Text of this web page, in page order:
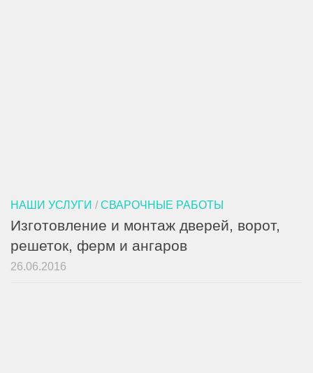
НАШИ УСЛУГИ / СВАРОЧНЫЕ РАБОТЫ
Изготовление и монтаж дверей, ворот,
решеток, ферм и ангаров
26.06.2016